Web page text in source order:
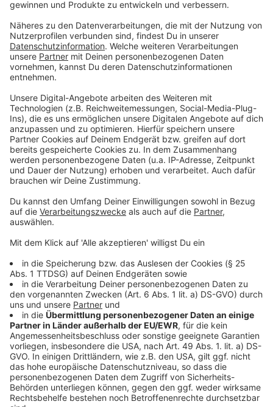
Anzeige
Wenn Sie bemerken, dass unberechtigt Geld von Ihrem
Konto abgebucht wurde, empfiehlt die
Verbraucherzentrale NRW:
der Forderung des Unternehmens widersprechen,
da die Abbuchung unerlaubt stattfand.
den Betrag von Ihrer Bank zurückbuchen lassen!
Dafür habt ihr bei Lastschriften im Normalfall 8
Wochen nach dem Buchungsdatum Zeit, bei
unberechtigten Abbuchungen 13 Monate.
missbraucht. Falls Inkassoforderungen kommen
sollten, könnt ihr sie mit Vorlage der Anzeige
bestreiten.
Wichtig zu wissen: Wenn ihr Forderungen
bestreitet, darf kein Eintrag in Auskunfteien wie z.
B. bei der Schufa erfolgen. Deshalb empfiehlt die
Verbraucherzentrale NRW, dass ihr handelt, statt
Forderungen auszusitzen.
Grundsätzlich sollten sensible Daten wie Ihre IBAN so
selten wie möglich angeben und schon gar nicht
irgendwo öffentlich lesbar hinterlassen. Wenn Daten
durch Hacker-Angriffe oder Datenlecks gestohlen
werden oder durch erfolgreiches Phishing in fremde